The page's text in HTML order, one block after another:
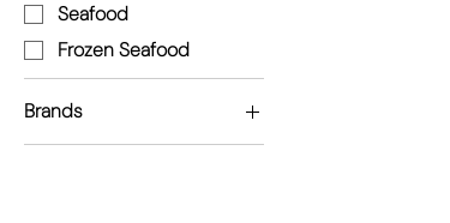
Seafood
Frozen Seafood
Brands
Eastern